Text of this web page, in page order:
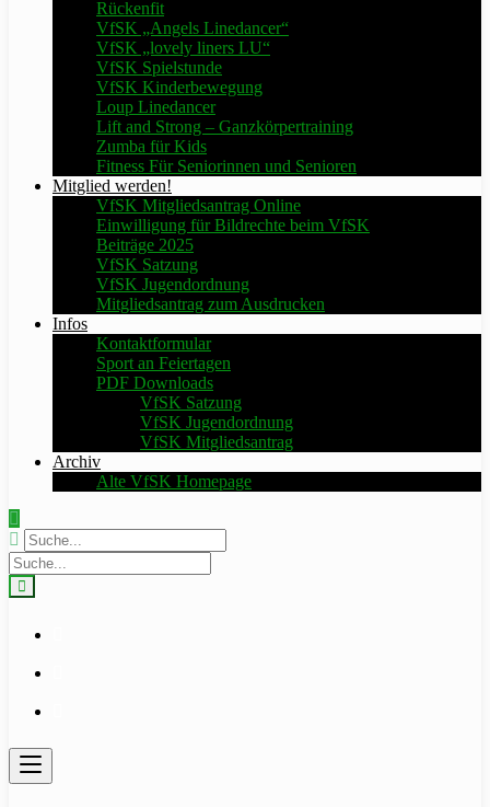
Rückenfit
VfSK „Angels Linedancer“
VfSK „lovely liners LU“
VfSK Spielstunde
VfSK Kinderbewegung
Loup Linedancer
Lift and Strong – Ganzkörpertraining
Zumba für Kids
Fitness Für Seniorinnen und Senioren
Mitglied werden!
VfSK Mitgliedsantrag Online
Einwilligung für Bildrechte beim VfSK
Beiträge 2025
VfSK Satzung
VfSK Jugendordnung
Mitgliedsantrag zum Ausdrucken
Infos
Kontaktformular
Sport an Feiertagen
PDF Downloads
VfSK Satzung
VfSK Jugendordnung
VfSK Mitgliedsantrag
Archiv
Alte VfSK Homepage